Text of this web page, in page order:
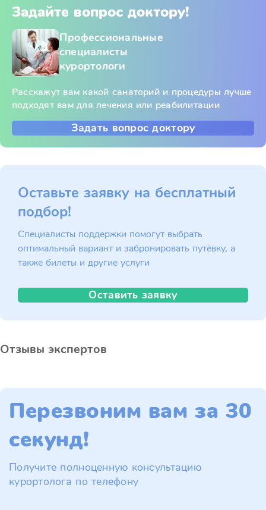
Задайте вопрос доктору!
Профессиональные
специалисты
курортологи
Расскажут вам какой санаторий и процедуры лучше
подходят вам для лечения или реабилитации
Задать вопрос доктору
Оставьте заявку на бесплатный
подбор!
Специалисты поддержки помогут выбрать
оптимальный вариант и забронировать путёвку, а
также билеты и другие услуги
Оставить заявку
Отзывы экспертов
Перезвоним вам за 30
секунд!
Получите полноценную консультацию
курортолога по телефону